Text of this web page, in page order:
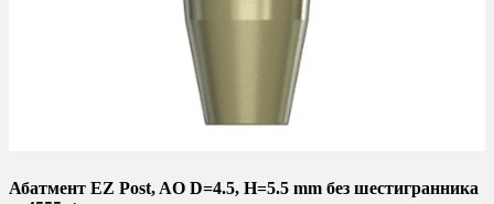
Абатмент EZ Post, AO D=4.5, H=5.5 mm без шестигранника